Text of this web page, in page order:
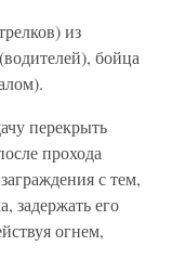
из
бойца
перекрыть
прохода
с тем,
задержать его
огнем,